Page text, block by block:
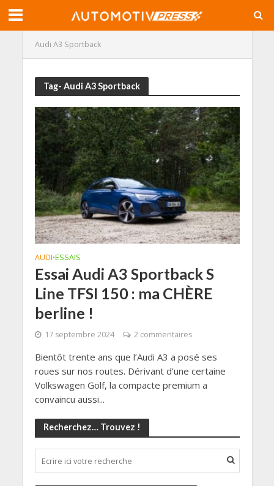
Audi A3 Sportback
Tag- Audi A3 Sportback
AUDI•ESSAIS
Essai Audi A3 Sportback S
Line TFSI 150 : ma CHÈRE
berline !
17 septembre 2024 2 commentaires
Bientôt trente ans que l’Audi A3 a posé ses
roues sur nos routes. Dérivant d’une certaine
Volkswagen Golf, la compacte premium a
convaincu aussi...
Recherchez… Trouvez !